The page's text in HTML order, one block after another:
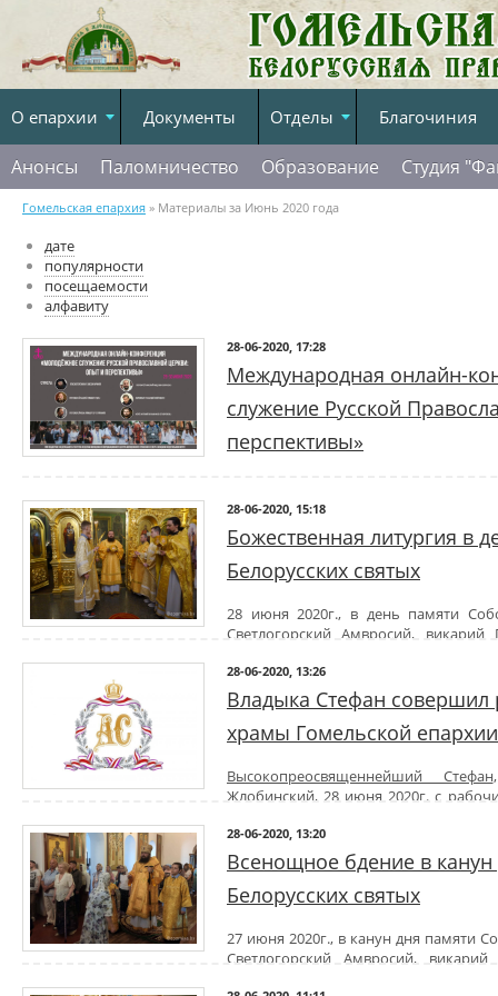
О епархии Документы Отделы Благочиния
Анонсы Паломничество Образование Студия
Гомельская епархия » Материалы за Июнь 2020 года
дате
популярности
посещаемости
алфавиту
28-06-2020, 17:28
Международная онлайн-
служение Русской
перспективы»
приглашаем принять участие в международной онлайн-
Русской Православной Церкви: опыт и перспективы», которая
Ссылки на онлайн-дискуссии будут высланы всем
Пройти регистрацию для участия в Международной онлайн-
Русской Православной Церкви: опыт и перспективы» можно по
Обращаем внимание, что регистрация будет закрыта 28 июня в 21-
Более подробно, здесь:pravoslavmolodezh.ru
28-06-2020, 15:18
Божественная литургия в
Белорусских святых
28 июня 2020г., в день памяти
Светлогорский Амвросий,
Его Преосвященству сослужили братия обители в священном сане.
По окончании богослужения владыка поздравил всех с
наставления.
Пресс-служба Никольского монастыря
28-06-2020, 13:26
Владыка Стефан совершил
храмы Гомельской епархии
Высокопреосвященнейший Стефан
Жлобинский, 28 июня 2020г. с
Богородицы д. Цегельня.
В ходе визитов владыка пообщался с настоятелями и ознакомился
28-06-2020, 13:20
Всенощное бдение в
Белорусских святых
27 июня 2020г., в канун дня памяти
Светлогорский Амвросий,